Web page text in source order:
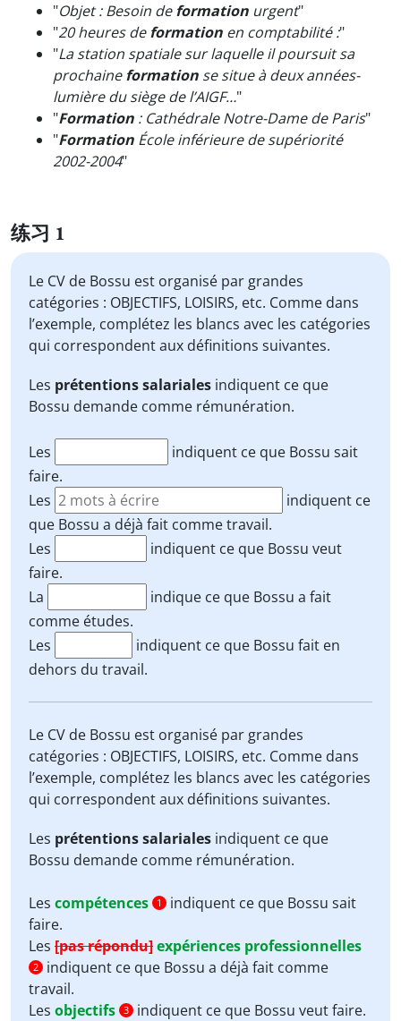
"Objet : Besoin deformation urgent"
"20 heures deformation en comptabilité :"
"La station spatiale sur laquelle il poursuit sa
prochaineformation se situe à deux années-
lumière du siège de l’AIGF…"
"Formation : Cathédrale Notre-Dame de Paris"
"Formation École inférieure de supériorité
2002-2004"
练习 1
Le CV de Bossu est organisé par grandes
catégories : OBJECTIFS, LOISIRS, etc. Comme dans
l’exemple, complétez les blancs avec les catégories
qui correspondent aux définitions suivantes.
Les prétentions salariales indiquent ce que
Bossu demande comme rémunération.
Les
indiquent ce que Bossu sait
faire.
Les
indiquent ce
que Bossu a déjà fait comme travail.
Les
indiquent ce que Bossu veut
faire.
La
indique ce que Bossu a fait
comme études.
Les
indiquent ce que Bossu fait en
dehors du travail.
Le CV de Bossu est organisé par grandes
catégories : OBJECTIFS, LOISIRS, etc. Comme dans
l’exemple, complétez les blancs avec les catégories
qui correspondent aux définitions suivantes.
Les prétentions salariales indiquent ce que
Bossu demande comme rémunération.
Les compétences 1
indiquent ce que Bossu sait
faire.
Les [pas répondu]expériences professionnelles
2
indiquent ce que Bossu a déjà fait comme
travail.
Les objectifs 3
indiquent ce que Bossu veut faire.